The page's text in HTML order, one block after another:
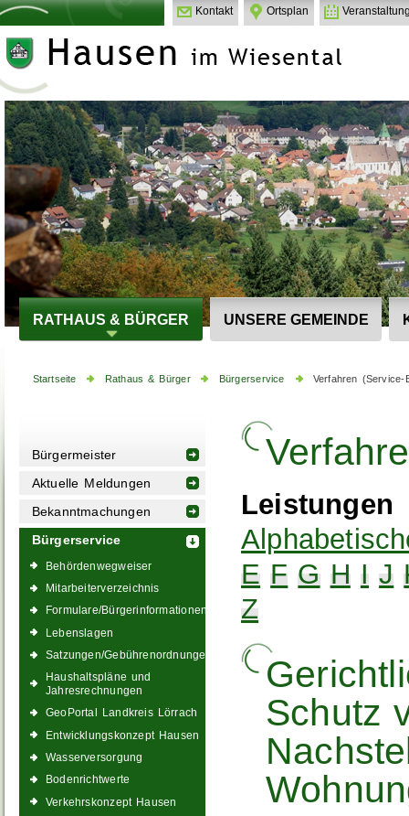
Kontakt Ortsplan
RATHAUS & BÜRGER UNSERE GEMEINDE
Startseite Rathaus & Bürger Bürgerservice Verfahren (Service-
Bürgermeister
Aktuelle Meldungen
Bekanntmachungen
Bürgerservice
Behördenwegweiser
Mitarbeiterverzeichnis
Formulare/Bürgerinformationen
Lebenslagen
Satzungen/Gebührenordnungen
Haushaltspläne und
Jahresrechnungen
GeoPortal Landkreis Lörrach
Entwicklungskonzept Hausen
Wasserversorgung
Bodenrichtwerte
Verkehrskonzept Hausen
Leistungen
E F G H I J
Z
Schutz